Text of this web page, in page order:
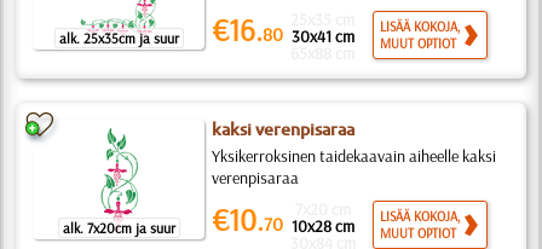
alk. 25x35cm ja suur €16.80 30x41 cm
LISÄÄ KOKOJA,
MUUT OPTIOT
alk. 7x20cm ja suur
kaksi verenpisaraa
Yksikerroksinen taidekaavain aiheelle kaksi
verenpisaraa
€10.70 10x28 cm
LISÄÄ KOKOJA,
MUUT OPTIOT